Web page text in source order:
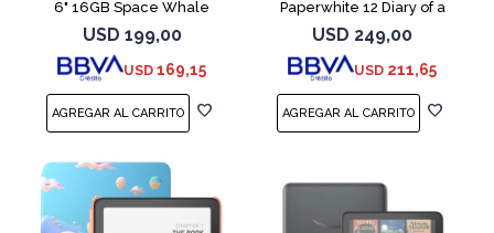
6" 16GB Space Whale
USD 199,00
USD 169,15
Paperwhite 12 Diary of a
Wimpy
USD 249,00
USD 211,65